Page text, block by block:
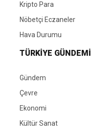
Kripto Para
Nöbetçi Eczaneler
Hava Durumu
TÜRKIYE GÜNDEMI
Gündem
Çevre
Ekonomi
Kültür Sanat